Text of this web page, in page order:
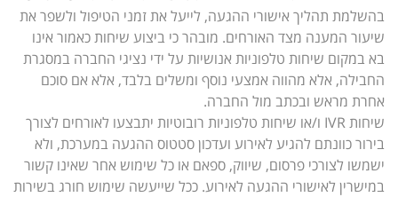
בהשלמת תהליך אישורי ההגעה, לייעל את זמני הטיפול ולשפר את
שיעור המענה מצד האורחים. מובהר כי ביצוע שיחות כאמור אינו
בא במקום שיחות טלפוניות אנושיות על ידי נציגי החברה במסגרת
החבילה, אלא מהווה אמצעי נוסף ומשלים בלבד, אלא אם סוכם
אחרת מראש ובכתב מול החברה.
שיחות IVR ו/או שיחות טלפוניות רובוטיות יתבצעו לאורחים לצורך
בירור כוונתם להגיע לאירוע ועדכון סטטוס ההגעה במערכת, ולא
ישמשו לצורכי פרסום, שיווק, ספאם או כל שימוש אחר שאינו קשור
במישרין לאישורי ההגעה לאירוע. ככל שייעשה שימוש חורג בשירות